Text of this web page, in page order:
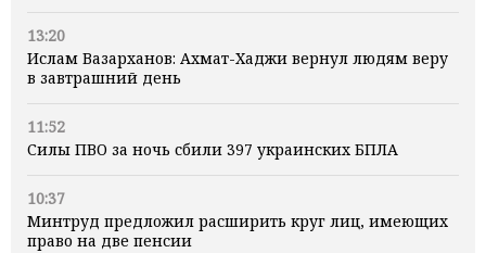
13:20
Ислам Вазарханов: Ахмат-Хаджи вернул людям веру
в завтрашний день
11:52
Силы ПВО за ночь сбили 397 украинских БПЛА
10:37
Минтруд предложил расширить круг лиц, имеющих
право на две пенсии